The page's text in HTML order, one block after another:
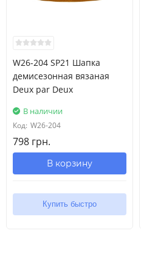
W26-204 SP21 Шапка
демисезонная вязаная
Deux par Deux
В наличии
Код: W26-204
798 грн.
В корзину
Купить быстро